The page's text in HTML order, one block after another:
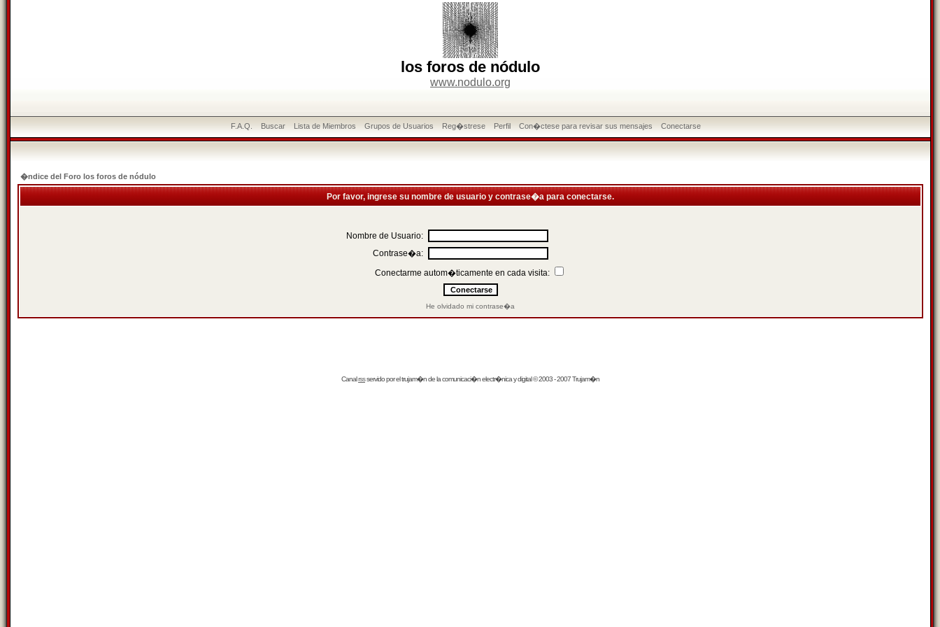
los foros de nódulo
www.nodulo.org
F.A.Q. Buscar Lista de Miembros Grupos de Usuarios Reg�strese Perfil Con�ctese para revisar sus mensajes Conectarse
�ndice del Foro los foros de nódulo
Por favor, ingrese su nombre de usuario y contrase�a para conectarse.
Nombre de Usuario:
Contrase�a:
Conectarme autom�ticamente en cada visita:
He olvidado mi contrase�a
Canalrssservido por eltrujam�nde la comunicaci�n electr�nica y digital © 2003 - 2007 Trujam�n